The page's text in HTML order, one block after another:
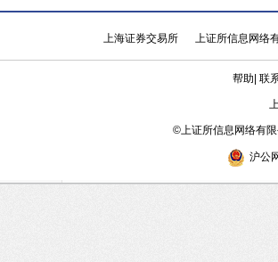
上海证券交易所 上证所信息网络
帮助 联
©上证所信息网络有
沪公